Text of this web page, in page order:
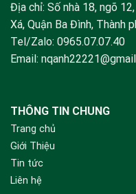
Địa chỉ: Số nhà 18, ngõ
Xá, Quận Ba Đình, Thành
Tel/Zalo: 0965.07.07.40
Email:
THÔNG TIN CHUNG
Trang chủ
Giới Thiệu
Tin tức
Liên hệ